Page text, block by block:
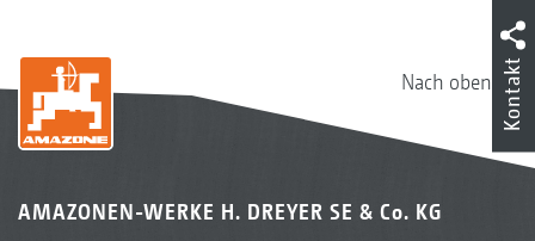
Nach oben
AMAZONEN-WERKE H. DREYER SE & Co. KG
Kontakt